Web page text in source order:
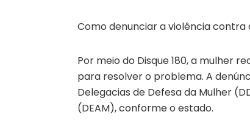
Como denunciar a violência contra
Por meio do Disque 180, a mulher
para resolver o problema. A
Delegacias de Defesa da Mulher
(DEAM), conforme o estado.